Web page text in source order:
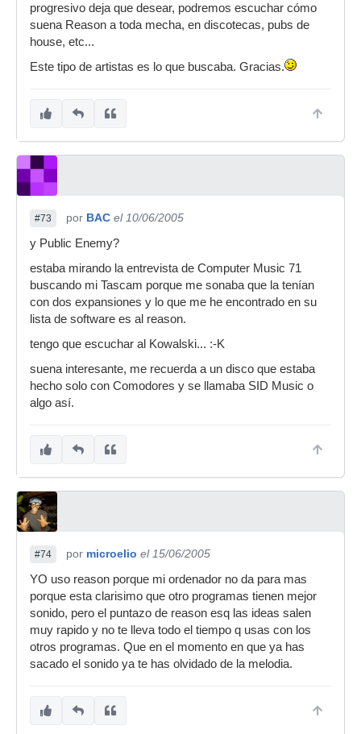
progresivo deja que desear, podremos escuchar cómo
suena Reason a toda mecha, en discotecas, pubs de
house, etc...
Este tipo de artistas es lo que buscaba. Gracias.
#73 por BAC el 10/06/2005
y Public Enemy?
estaba mirando la entrevista de Computer Music 71
buscando mi Tascam porque me sonaba que la tenían
con dos expansiones y lo que me he encontrado en su
lista de software es al reason.
tengo que escuchar al Kowalski... :-K
suena interesante, me recuerda a un disco que estaba
hecho solo con Comodores y se llamaba SID Music o
algo así.
#74 por microelio el 15/06/2005
YO uso reason porque mi ordenador no da para mas
porque esta clarisimo que otro programas tienen mejor
sonido, pero el puntazo de reason esq las ideas salen
muy rapido y no te lleva todo el tiempo q usas con los
otros programas. Que en el momento en que ya has
sacado el sonido ya te has olvidado de la melodia.